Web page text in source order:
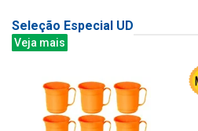
Seleção Especial UD
Veja mais